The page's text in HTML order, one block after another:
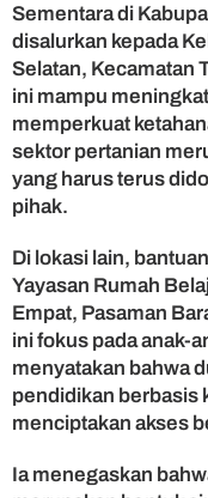
r
Sementara di
disalurkan kepada
Selatan, Kecamatan
ini mampu
memperkuat
sektor pertanian
yang harus terus
pihak.
Di lokasi lain,
Yayasan Rumah
Empat, Pasaman
ini fokus pada anak-
menyatakan bahwa
pendidikan berbasis
menciptakan akses
Ia menegaskan